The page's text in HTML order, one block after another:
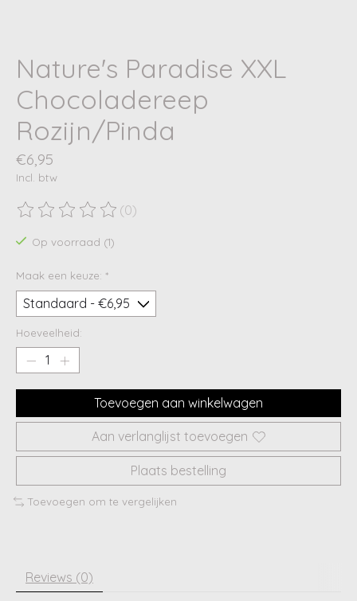
Nature's Paradise XXL
Chocoladereep
Rozijn/Pinda
€6,95
Incl. btw
De beoordeling van dit product is
(0)
Op voorraad (1)
Maak een keuze: *
Hoeveelheid:
Toevoegen aan winkelwagen
Aan verlanglijst toevoegen
Plaats bestelling
Toevoegen om te vergelijken
Reviews (0)